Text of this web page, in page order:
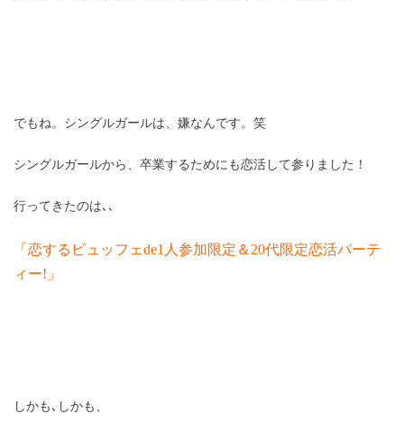
でもね。シングルガールは、嫌なんです。笑
シングルガールから、卒業するためにも恋活して参りました！
行ってきたのは､､
「恋するビュッフェde1 人参加限定＆ 20代限定恋活パーテ
ィー! 」
しかも､しかも、